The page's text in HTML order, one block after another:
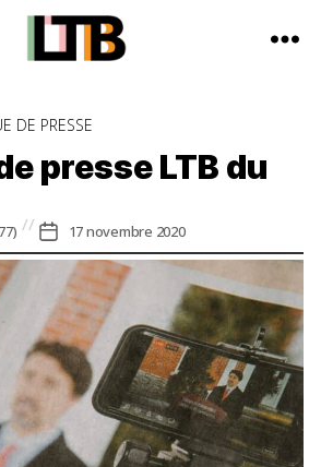
Bag
-
Média
quotidienne
DE PRESSE
presse LTB du
Date
de
l’article
17 novembre 2020